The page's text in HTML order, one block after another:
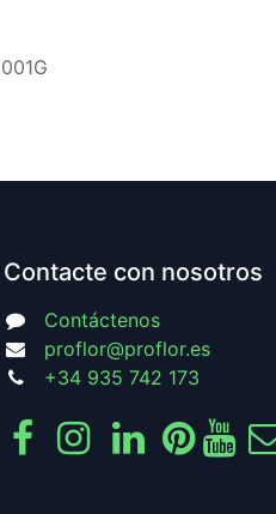
Contacte con nosotros
Contáctenos
proflor@proflor.es
+34 935 742 173